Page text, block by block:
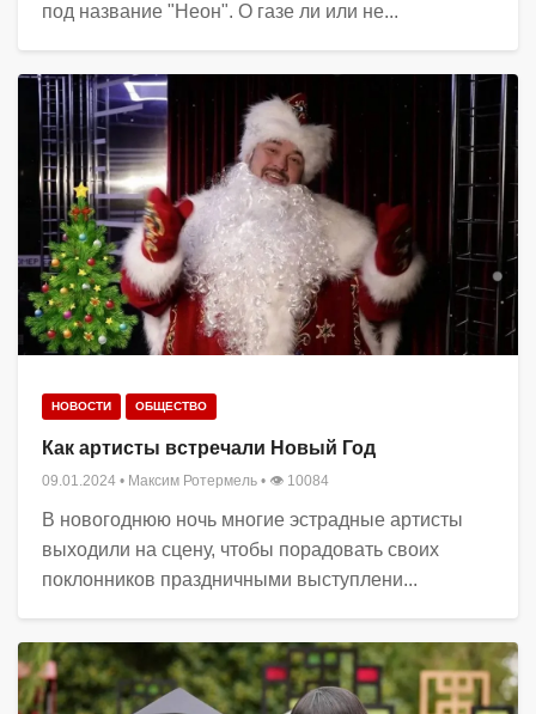
под название "Неон". О газе ли или не...
НОВОСТИ ОБЩЕСТВО
Как артисты встречали Новый Год
09.01.2024 • Максим Ротермель • 👁 10084
В новогоднюю ночь многие эстрадные артисты
выходили на сцену, чтобы порадовать своих
поклонников праздничными выступлени...